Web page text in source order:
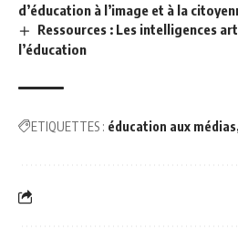
d’éducation à l’image et à la
Ressources : Les intelligences
l’éducation
ETIQUETTES : éducation aux médias